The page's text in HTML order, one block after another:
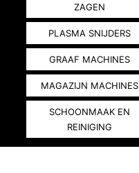
ZAGEN
PLASMA SNIJDERS
GRAAF MACHINES
MAGAZIJN MACHINES
SCHOONMAAK EN
REINIGING